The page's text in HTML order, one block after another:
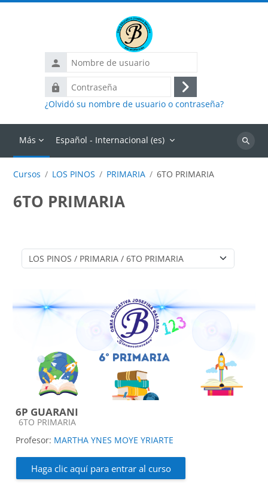
Nombre
de
usuario
Contraseña
Acceder
¿Olvidó su nombre de usuario o contraseña?
Más Español - Internacional ‎(es)‎
Buscar
Cursos LOS PINOS PRIMARIA 6TO PRIMARIA
6TO PRIMARIA
Categorías
6P GUARANI
Categoría de cursos
6TO PRIMARIA
Profesor: MARTHA YNES MOYE YRIARTE
Haga clic aquí para entrar al curso